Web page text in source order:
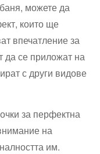
можете да
които ще
впечатление за
да ⁣се приложат ‌на‍
с други видове
за перфектна
на
им.